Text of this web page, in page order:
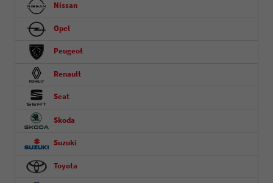
Nissan
Opel
Peugeot
Renault
Seat
Skoda
Suzuki
Toyota